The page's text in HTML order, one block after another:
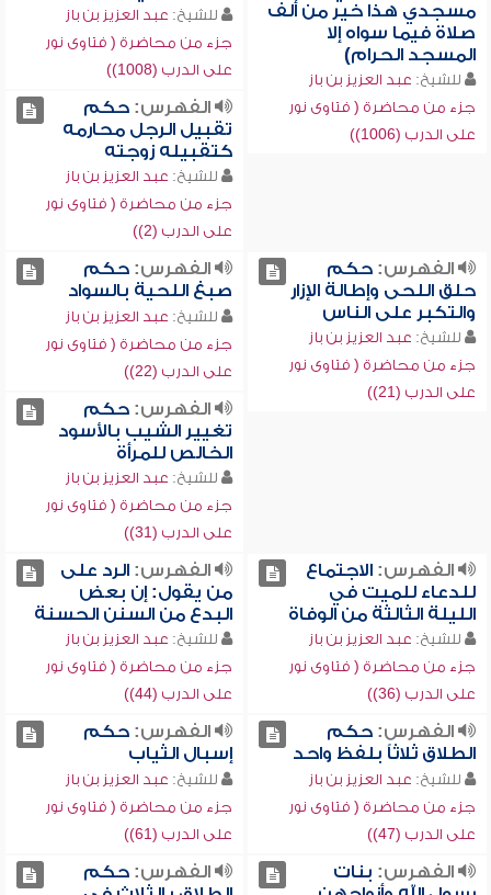
مسجدي هذا خير من ألف
صلاة فيما سواه إلا
المسجد الحرام)
للشيخ: عبد العزيز بن باز
جزء من محاضرة ( فتاوى نور
على الدرب (1006))
للشيخ: عبد العزيز بن باز
جزء من محاضرة ( فتاوى نور
على الدرب (1008))
الفهرس:حكم
تقبيل الرجل محارمه
كتقبيله زوجته
للشيخ: عبد العزيز بن باز
جزء من محاضرة ( فتاوى نور
على الدرب (2))
الفهرس:حكم
حلق اللحى وإطالة الإزار
والتكبر على الناس
للشيخ: عبد العزيز بن باز
جزء من محاضرة ( فتاوى نور
على الدرب (21))
الفهرس:حكم
صبغ اللحية بالسواد
للشيخ: عبد العزيز بن باز
جزء من محاضرة ( فتاوى نور
على الدرب (22))
الفهرس:حكم
تغيير الشيب بالأسود
الخالص للمرأة
للشيخ: عبد العزيز بن باز
جزء من محاضرة ( فتاوى نور
على الدرب (31))
الفهرس:الاجتماع
للدعاء للميت في
الليلة الثالثة من الوفاة
للشيخ: عبد العزيز بن باز
جزء من محاضرة ( فتاوى نور
على الدرب (36))
الفهرس:الرد على
من يقول: إن بعض
البدع من السنن الحسنة
للشيخ: عبد العزيز بن باز
جزء من محاضرة ( فتاوى نور
على الدرب (44))
الفهرس:حكم
الطلاق ثلاثاً بلفظ واحد
للشيخ: عبد العزيز بن باز
جزء من محاضرة ( فتاوى نور
على الدرب (47))
الفهرس:حكم
إسبال الثياب
للشيخ: عبد العزيز بن باز
جزء من محاضرة ( فتاوى نور
على الدرب (61))
الفهرس: بنات
الفهرس:حكم